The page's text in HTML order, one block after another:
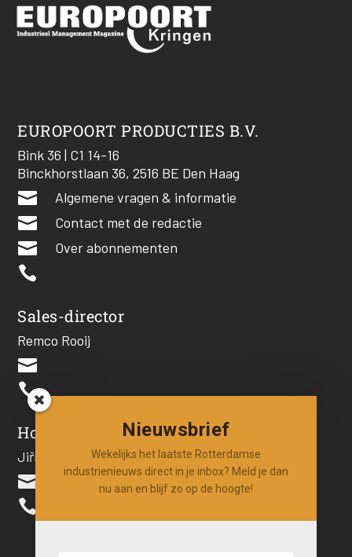
EUROPOORT PRODUCTIES B.V.
Bink 36 | C1 14-16
Binckhorstlaan 36, 2516 BE Den Haag
 Algemene vragen & informatie
 Contact met de redactie
 Over abonnementen

Sales-director
Remco Rooij


Hoofdredacteur
Jiří Hartog


Nieuwsbrief
Wekelijks het laatste Rotterdamse
industrienieuws direct in je inbox? Meld je dan
nu aan en blijf zo op de hoogte!